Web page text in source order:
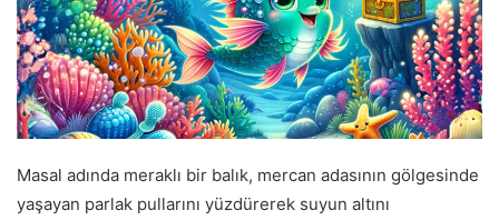
Masal adında meraklı bir balık, mercan adasının gölgesinde
yaşayan parlak pullarını yüzdürerek suyun altını